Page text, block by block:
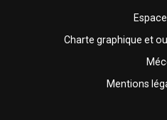
Charte graphique et
Mentions